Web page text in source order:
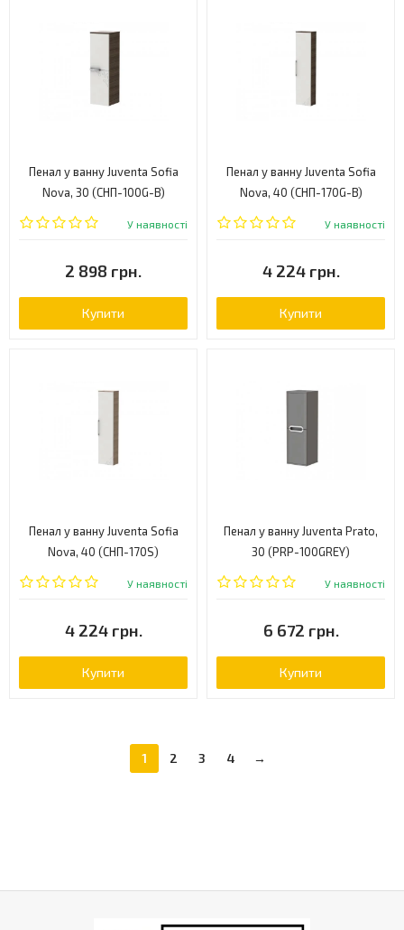
Пенал у ванну Juventa Sofia
Nova, 30 (СНП-100G-B)
У наявності
2 898 грн.
Купити
Пенал у ванну Juventa Sofia
Nova, 40 (СНП-170G-B)
У наявності
4 224 грн.
Купити
Пенал у ванну Juventa Sofia
Nova, 40 (СНП-170S)
У наявності
4 224 грн.
Купити
Пенал у ванну Juventa Prato,
30 (PRP-100GREY)
У наявності
6 672 грн.
Купити
1 2 3 4 →